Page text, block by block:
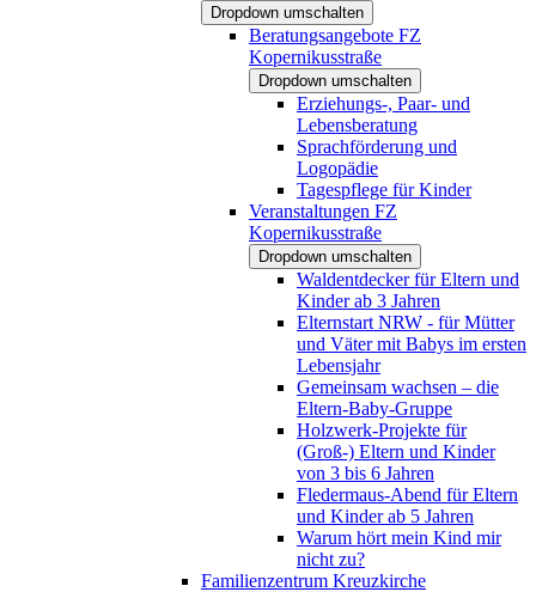
Dropdown umschalten
Beratungsangebote FZ
Kopernikusstraße
Dropdown umschalten
Erziehungs-, Paar- und
Lebensberatung
Sprachförderung und
Logopädie
Tagespflege für Kinder
Veranstaltungen FZ
Kopernikusstraße
Dropdown umschalten
Waldentdecker für Eltern und
Kinder ab 3 Jahren
Elternstart NRW - für Mütter
und Väter mit Babys im ersten
Lebensjahr
Gemeinsam wachsen – die
Eltern-Baby-Gruppe
Holzwerk-Projekte für
(Groß-) Eltern und Kinder
von 3 bis 6 Jahren
Fledermaus-Abend für Eltern
und Kinder ab 5 Jahren
Warum hört mein Kind mir
nicht zu?
Familienzentrum Kreuzkirche